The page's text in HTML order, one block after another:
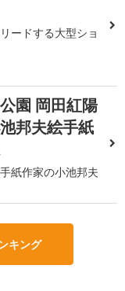
ードする大型ショ
園 岡田紅陽
邦夫絵手紙
紙作家の小池邦夫
キング